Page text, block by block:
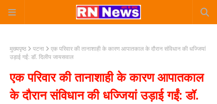
मुख्यपृष्ठ पटना
एक परिवार की तानाशाही के कारण आपातकाल के दौरान संविधान की धज्जियां
उड़ाई गईं: डॉ. दिलीप जायसवाल
एक परिवार की तानाशाही के कारण आपातकाल
के दौरान संविधान की धज्जियां उड़ाई गईं: डॉ.